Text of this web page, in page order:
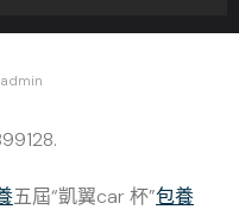
admin
五屆“凱翼car 杯”包養